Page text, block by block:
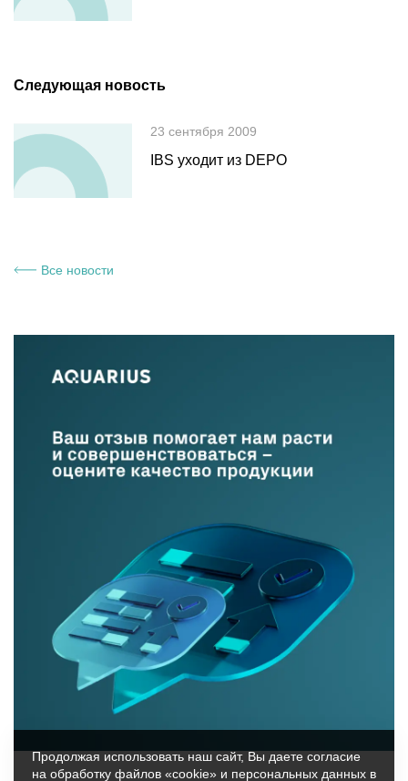
Следующая новость
23 сентября 2009
IBS уходит из DEPO
Все новости
Продолжая использовать наш сайт, Вы даете согласие
на обработку файлов «cookie» и персональных данных в